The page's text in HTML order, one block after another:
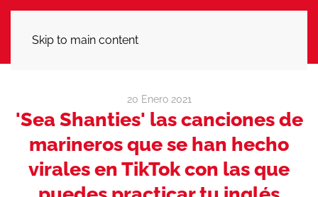
Skip to main content
20 Enero 2021
'Sea Shanties' las canciones de
marineros que se han hecho
virales en TikTok con las que